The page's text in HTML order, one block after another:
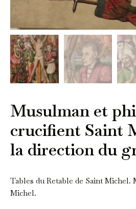
Musulman et
crucifient Saint
la direction du
Tables du Retable de Saint Michel.
Michel.